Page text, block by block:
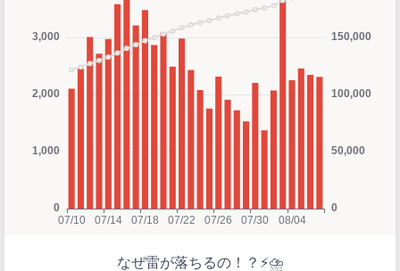
なぜ雷が落ちるの！？⚡️⛈️